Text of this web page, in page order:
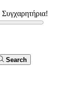
Συγχαρητήρια!
Search